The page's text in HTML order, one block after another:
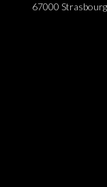
67000 Strasbourg